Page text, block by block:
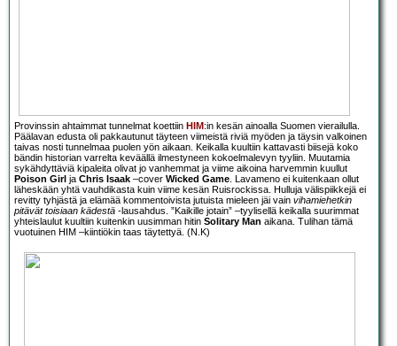
Provinssin ahtaimmat tunnelmat koettiin HIM :in kesän ainoalla Suomen vierailulla.
Päälavan edusta oli pakkautunut täyteen viimeistä riviä myöden ja täysin valkoinen
taivas nosti tunnelmaa puolen yön aikaan. Keikalla kuultiin kattavasti biisejä koko
bändin historian varrelta keväällä ilmestyneen kokoelmalevyn tyyliin. Muutamia
sykähdyttäviä kipaleita olivat jo vanhemmat ja viime aikoina harvemmin kuullut
Poison Girl ja Chris Isaak –cover Wicked Game. Lavameno ei kuitenkaan ollut
läheskään yhtä vauhdikasta kuin viime kesän Ruisrockissa. Hulluja välispiikkejä ei
revitty tyhjästä ja elämää kommentoivista jutuista mieleen jäi vain vihamiehetkin
pitävät toisiaan kädestä -lausahdus. ”Kaikille jotain” –tyylisellä keikalla suurimmat
yhteislaulut kuultiin kuitenkin uusimman hitin Solitary Man aikana. Tulihan tämä
vuotuinen HIM –kiintiökin taas täytettyä. (N.K)